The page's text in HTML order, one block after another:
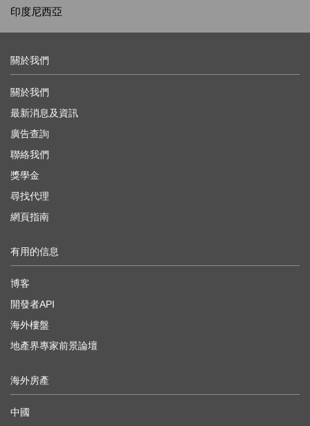
印度尼西亞
關於我們
關於我們
最新消息及資訊
廣告查詢
聯絡我們
獎學金
尋找代理
網頁指南
有用的信息
博客
開發者API
海外樓盤
地產界專家前景論壇
海外房產
中國